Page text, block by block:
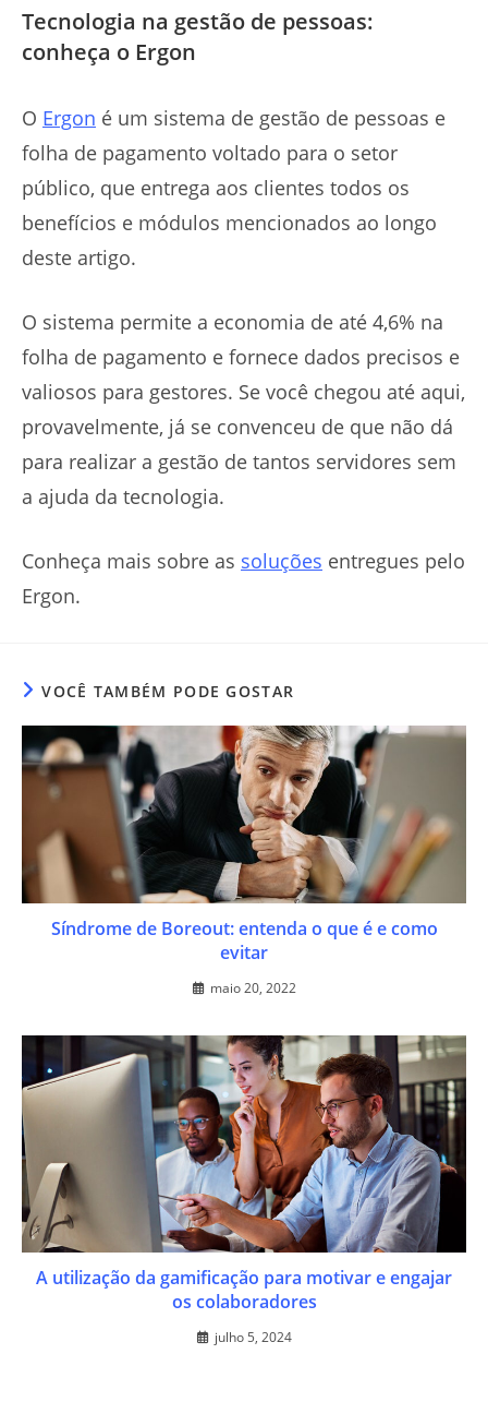
Tecnologia na gestão de pessoas:
conheça o Ergon
O Ergon é um sistema de gestão de pessoas e
folha de pagamento voltado para o setor
público, que entrega aos clientes todos os
benefícios e módulos mencionados ao longo
deste artigo.
O sistema permite a economia de até 4,6% na
folha de pagamento e fornece dados precisos e
valiosos para gestores. Se você chegou até aqui,
provavelmente, já se convenceu de que não dá
para realizar a gestão de tantos servidores sem
a ajuda da tecnologia.
Conheça mais sobre as soluções entregues pelo
Ergon.
VOCÊ TAMBÉM PODE GOSTAR
Síndrome de Boreout: entenda o que é e como
evitar
maio 20, 2022
A utilização da gamificação para motivar e engajar
os colaboradores
julho 5, 2024